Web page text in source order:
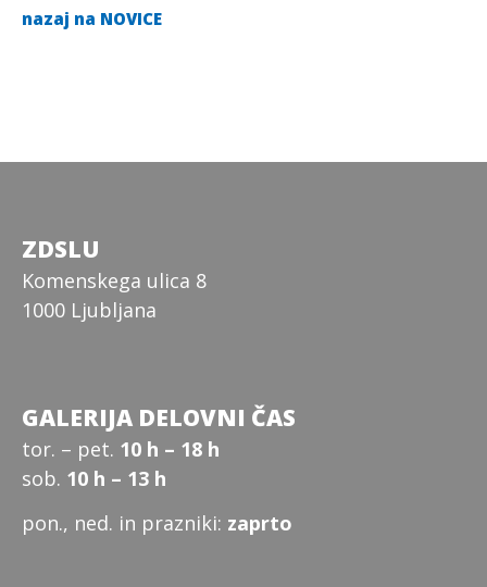
nazaj na NOVICE
ZDSLU
Komenskega ulica 8
1000 Ljubljana
GALERIJA DELOVNI ČAS
tor. – pet. 10 h – 18 h
sob. 10 h – 13 h
pon., ned. in prazniki: zaprto